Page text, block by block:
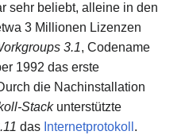
sehr beliebt, alleine in den
3 Millionen Lizenzen
3.1, Codename
1992 das erste
die Nachinstallation
Stackunterstützte
das Internetprotokoll .